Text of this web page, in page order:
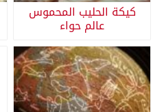
كيكة الحليب المحموس
عالم حواء